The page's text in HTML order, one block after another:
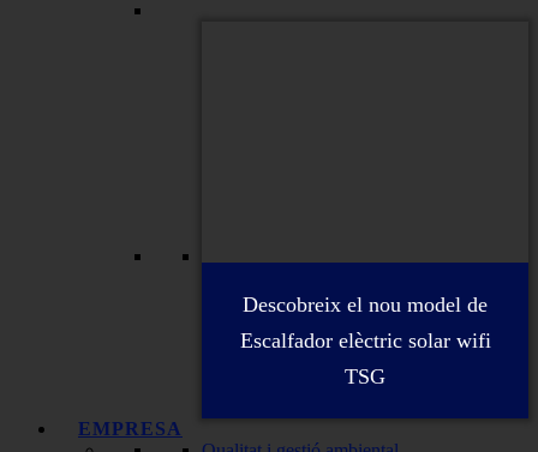
Descobreix el nou model de
Escalfador elèctric solar wifi
TSG
EMPRESA